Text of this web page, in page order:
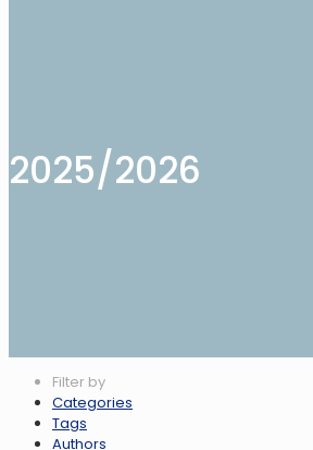
2025/2026
Filter by
Categories
Tags
Authors